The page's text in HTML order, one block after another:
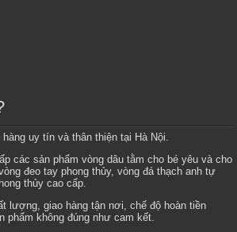
hàng uy tín và thân thiện tại Hà Nội.
các sản phẩm vòng dâu tằm cho bé yêu và cho
đeo tay phong thủy, vòng đá thạch anh tự
thủy cao cấp.
lượng, giao hàng tận nơi, chế độ hoàn tiền
phẩm không đúng như cam kết.